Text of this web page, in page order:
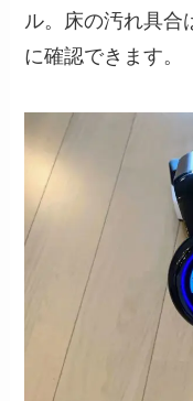
ル。床の汚れ具合
に確認できます。